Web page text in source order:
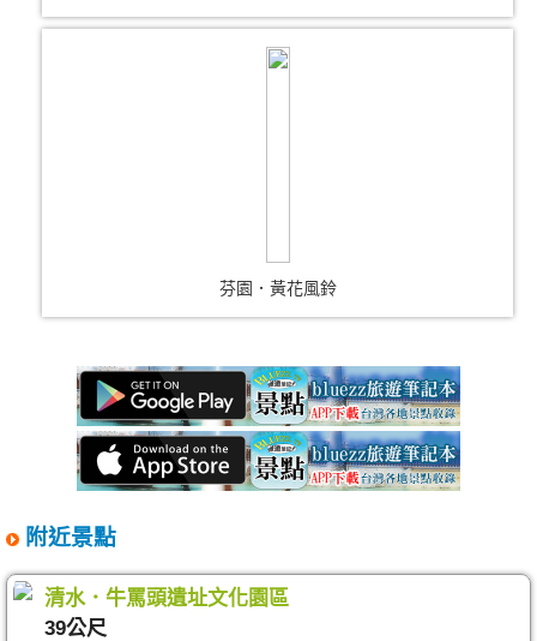
芬園．黃花風鈴
附近景點
清水．牛罵頭遺址文化園區
39公尺